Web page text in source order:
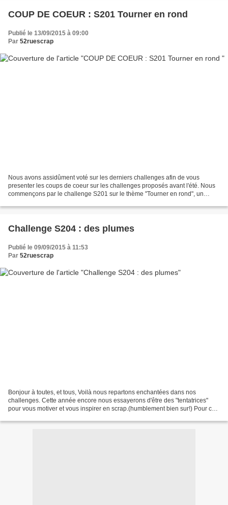
COUP DE COEUR : S201 Tourner en rond
Publié le 13/09/2015 à 09:00
Par 52ruescrap
Nous avons assidûment voté sur les derniers challenges afin de vous
presenter les coups de coeur sur les challenges proposés avant l'été. Nous
commençons par le challenge S201 sur le thème "Tourner en rond", un
Challenge S204 : des plumes
Publié le 09/09/2015 à 11:53
Par 52ruescrap
Bonjour à toutes, et tous, Voilà nous repartons enchantées dans nos
challenges. Cette année encore nous essayerons d'être des "tentatrices"
pour vous motiver et vous inspirer en scrap.(humblement bien sur!) Pour ce